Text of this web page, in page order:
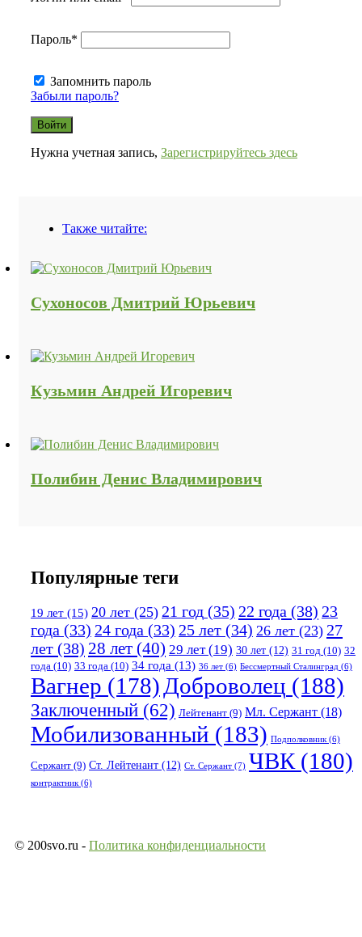
Пароль*
Запомнить пароль
Забыли пароль?
Нужна учетная запись, Зарегистрируйтесь здесь
панельТакже читайте:
Сухоносов Дмитрий Юрьевич
Кузьмин Андрей Игоревич
Полибин Денис Владимирович
Популярные теги
19 лет (15) 20 лет (25) 21 год (35) 22 года (38) 23
года (33) 24 года (33) 25 лет (34) 26 лет (23) 27
лет (38) 28 лет (40) 29 лет(19) 30 лет (12) 31 год (10) 32
года (10) 33 года (10) 34 года (13) 36 лет (6) Бессмертный Сталинград (6)
Вагнер (178) Доброволец (188)
Заключенный (62) Лейтенант (9) Мл. Сержант (18)
Мобилизованный (183) Подполковник (6)
Сержант (9) Ст. Лейтенант (12) Ст. Сержант (7) ЧВК (180)
контрактник (6)
© 200svo.ru - Политика конфиденциальности